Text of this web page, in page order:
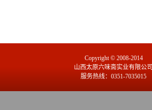
Copyright © 2008-2014
山西太原六味斋实业有限公司
服务热线：0351-7035015